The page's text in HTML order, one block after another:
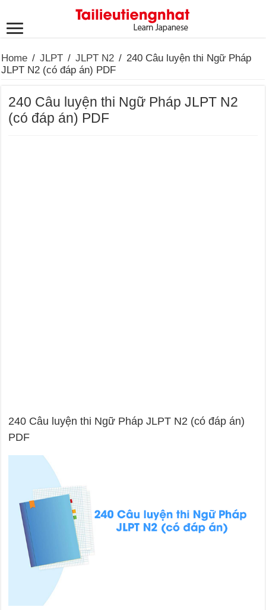
Home / JLPT / JLPT N2 / 240 Câu luyện thi Ngữ Pháp
JLPT N2 (có đáp án) PDF
240 Câu luyện thi Ngữ Pháp JLPT N2
(có đáp án) PDF
240 Câu luyện thi Ngữ Pháp JLPT N2 (có đáp án)
PDF